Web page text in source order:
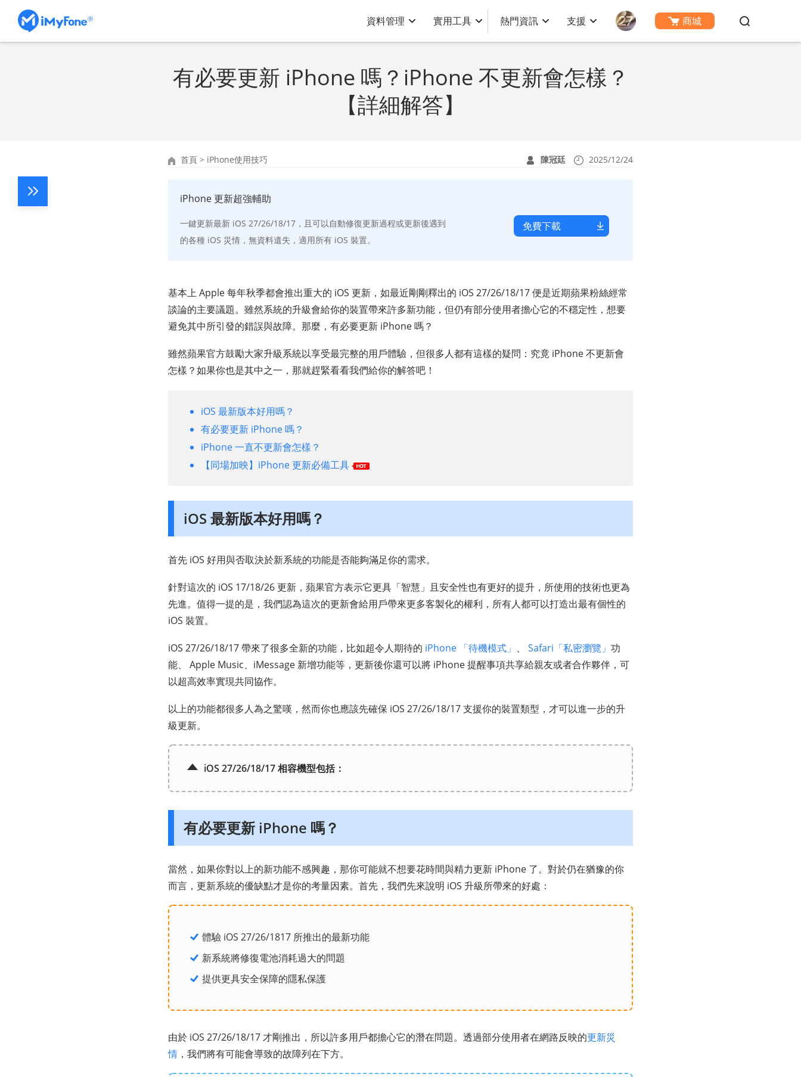
資料管理 實用工具 熱門資訊 支援 商城
有必要更新 iPhone 嗎？iPhone 不更新會怎樣？
【詳細解答】
首頁 > iPhone使用技巧 陳冠廷 2025/12/24
iPhone 更新超強輔助
一鍵更新最新 iOS 27/26/18/17，且可以自動修復更新過程或更新後遇到
的各種 iOS 災情，無資料遺失，適用所有 iOS 裝置。
免費下載
基本上 Apple 每年秋季都會推出重大的 iOS 更新，如最近剛剛釋出的 iOS 27/26/18/17 便是近期蘋果粉絲經常
談論的主要議題。雖然系統的升級會給你的裝置帶來許多新功能，但仍有部分使用者擔心它的不穩定性，想要
避免其中所引發的錯誤與故障。那麼，有必要更新 iPhone 嗎？
雖然蘋果官方鼓勵大家升級系統以享受最完整的用戶體驗，但很多人都有這樣的疑問：究竟 iPhone 不更新會
怎樣？如果你也是其中之一，那就趕緊看看我們給你的解答吧！
iOS 最新版本好用嗎？
有必要更新 iPhone 嗎？
iPhone 一直不更新會怎樣？
【同場加映】iPhone 更新必備工具
iOS 最新版本好用嗎？
首先 iOS 好用與否取決於新系統的功能是否能夠滿足你的需求。
針對這次的 iOS 17/18/26 更新，蘋果官方表示它更具「智慧」且安全性也有更好的提升，所使用的技術也更為
先進。值得一提的是，我們認為這次的更新會給用戶帶來更多客製化的權利，所有人都可以打造出最有個性的
iOS 裝置。
iOS 27/26/18/17 帶來了很多全新的功能，比如超令人期待的 iPhone 「待機模式」 、 Safari「私密瀏覽」 功
能、 Apple Music、iMessage 新增功能等，更新後你還可以將 iPhone 提醒事項共享給親友或者合作夥伴，可
以超高效率實現共同協作。
以上的功能都很多人為之驚嘆，然而你也應該先確保 iOS 27/26/18/17 支援你的裝置類型，才可以進一步的升
級更新。
iOS 27/26/18/17 相容機型包括：
有必要更新 iPhone 嗎？
當然，如果你對以上的新功能不感興趣，那你可能就不想要花時間與精力更新 iPhone 了。對於仍在猶豫的你
而言，更新系統的優缺點才是你的考量因素。首先，我們先來說明 iOS 升級所帶來的好處：
體驗 iOS 27/26/1817 所推出的最新功能
新系統將修復電池消耗過大的問題
提供更具安全保障的隱私保護
由於 iOS 27/26/18/17 才剛推出，所以許多用戶都擔心它的潛在問題。透過部分使用者在網路反映的更新災
情 ，我們將有可能會導致的故障列在下方。